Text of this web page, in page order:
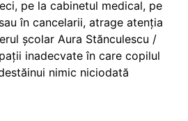
pe la cabinetul medical, pe
în cancelarii, atrage atenția
școlar Aura Stănculescu /
inadecvate în care copilul
nimic niciodată